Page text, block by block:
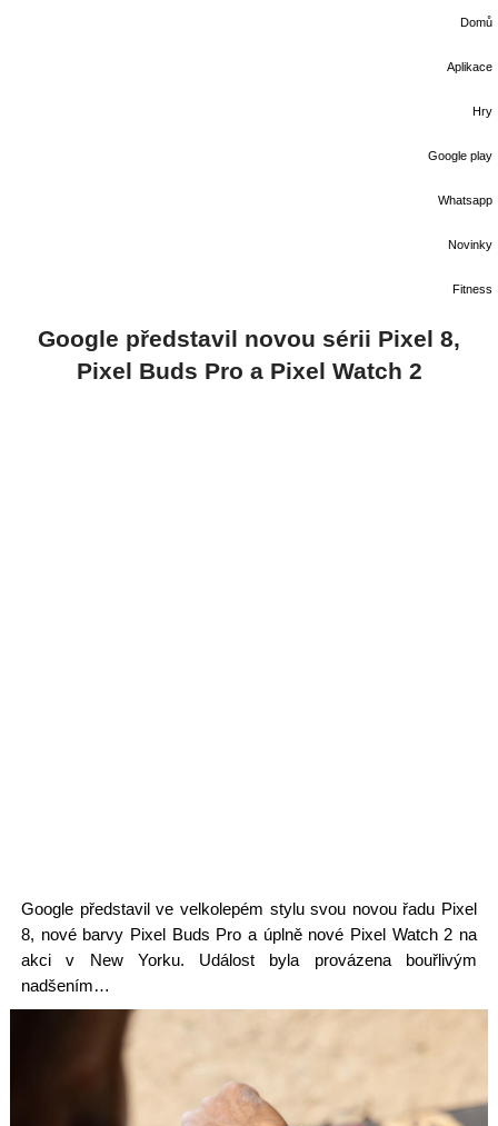
Domů
Aplikace
Hry
Google play
Whatsapp
Novinky
Fitness
Google představil novou sérii Pixel 8,
Pixel Buds Pro a Pixel Watch 2
Google představil ve velkolepém stylu svou novou řadu Pixel
8, nové barvy Pixel Buds Pro a úplně nové Pixel Watch 2 na
akci v New Yorku. Událost byla provázena bouřlivým
nadšením…